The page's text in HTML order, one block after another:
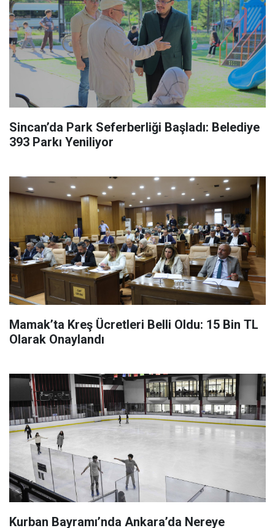
Sincan’da Park Seferberliği Başladı: Belediye
393 Parkı Yeniliyor
Mamak’ta Kreş Ücretleri Belli Oldu: 15 Bin TL
Olarak Onaylandı
Kurban Bayramı’nda Ankara’da Nereye